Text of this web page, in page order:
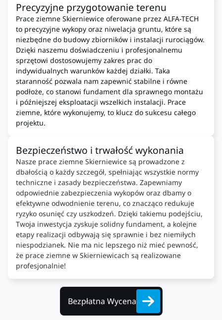
Precyzyjne przygotowanie terenu
Prace ziemne Skierniewice oferowane przez ALFA-TECH
to precyzyjne wykopy oraz niwelacja gruntu, które są
niezbędne do budowy zbiorników i instalacji rurociągów.
Dzięki naszemu doświadczeniu i profesjonalnemu
sprzętowi dostosowujemy zakres prac do
indywidualnych warunków każdej działki. Taka
staranność pozwala nam zapewnić stabilne i równe
podłoże, co stanowi fundament dla sprawnego montażu
i późniejszej eksploatacji wszelkich instalacji. Prace
ziemne, które wykonujemy, to klucz do sukcesu całego
projektu.
Bezpieczeństwo i trwałość wykonania
Nasze prace ziemne Skierniewice są prowadzone z
dbałością o każdy szczegół, spełniając wszystkie normy
techniczne i zasady bezpieczeństwa. Zapewniamy
odpowiednie zabezpieczenia wykopów oraz dbamy o
efektywne odwodnienie terenu, co znacząco redukuje
ryzyko osunięć czy uszkodzeń. Dzięki takiemu podejściu,
Twoja inwestycja zyskuje solidny fundament, a kolejne
etapy realizacji odbywają się sprawnie i bez niemiłych
niespodzianek. Nie ma nic lepszego niż mieć pewność,
że prace ziemne w Skierniewicach są realizowane
profesjonalnie!
Bezpłatna Wycena